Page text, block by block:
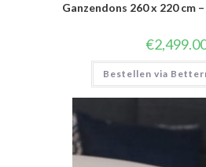
Ganzendons 260 x 220 cm
€
Bestellen via